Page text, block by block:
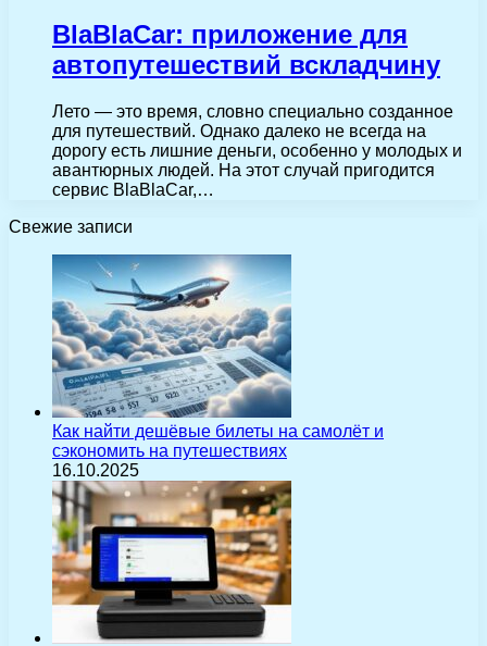
BlaBlaCar: приложение для
автопутешествий вскладчину
Лето — это время, словно специально созданное
для путешествий. Однако далеко не всегда на
дорогу есть лишние деньги, особенно у молодых и
авантюрных людей. На этот случай пригодится
сервис BlaBlaCar,…
Свежие записи
Как найти дешёвые билеты на самолёт и
сэкономить на путешествиях
16.10.2025